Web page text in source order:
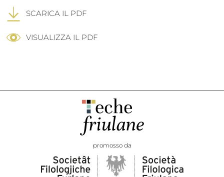
SCARICA IL PDF
VISUALIZZA IL PDF
promosso da